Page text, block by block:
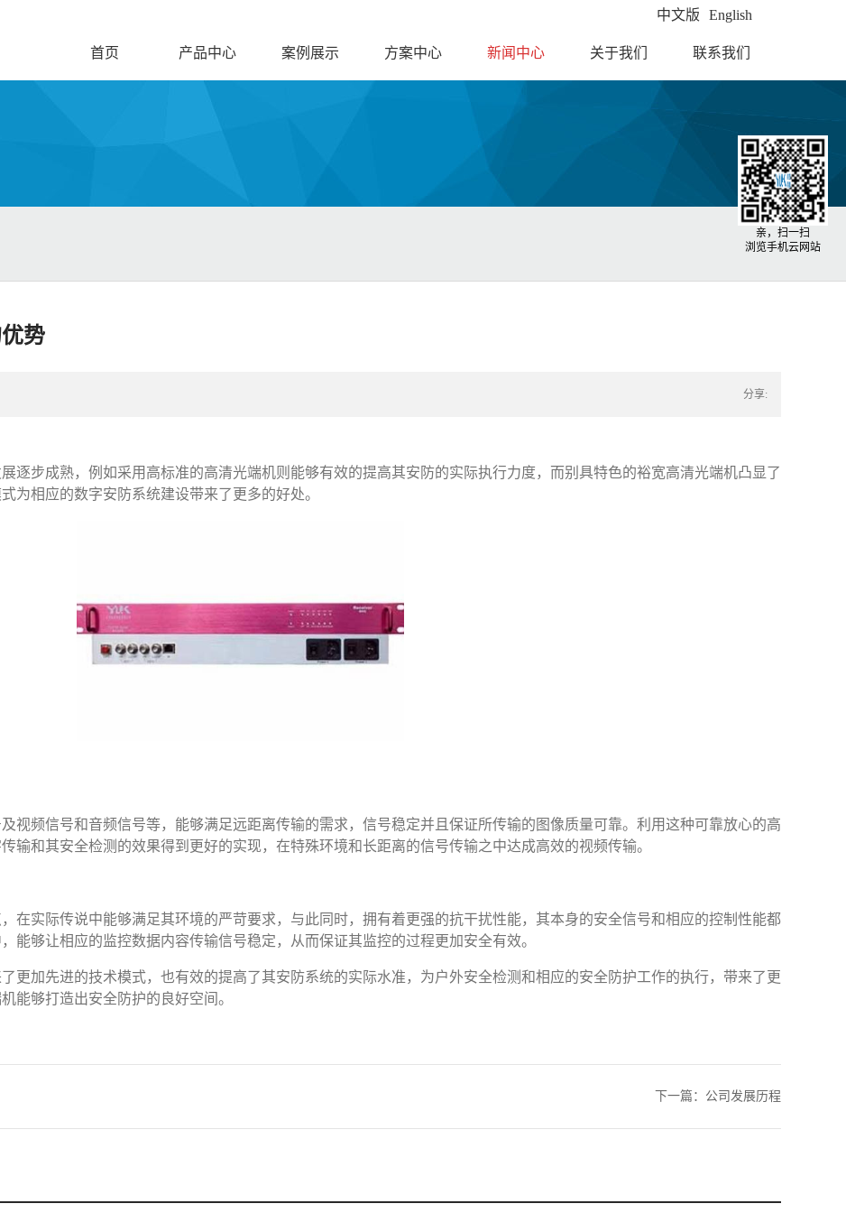
中文版 English
首页 产品中心 案例展示 方案中心 新闻中心 关于我们 联系我们
势
分享:
逐步成熟，例如采用高标准的高清光端机则能够有效的提高其安防的实际执行力度，而别具特色的裕宽高清光端机凸显了
为相应的数字安防系统建设带来了更多的好处。
视频信号和音频信号等，能够满足远距离传输的需求，信号稳定并且保证所传输的图像质量可靠。利用这种可靠放心的高
输和其安全检测的效果得到更好的实现，在特殊环境和长距离的信号传输之中达成高效的视频传输。
在实际传说中能够满足其环境的严苛要求，与此同时，拥有着更强的抗干扰性能，其本身的安全信号和相应的控制性能都
能够让相应的监控数据内容传输信号稳定，从而保证其监控的过程更加安全有效。
更加先进的技术模式，也有效的提高了其安防系统的实际水准，为户外安全检测和相应的安全防护工作的执行，带来了更
能够打造出安全防护的良好空间。
下一篇： 公司发展历程
亲，扫一扫
浏览手机云网站